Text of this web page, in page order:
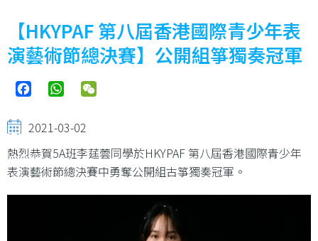
【HKYPAF 第八屆香港國際青少年表
演藝術節總決賽】公開組箏獨奏冠軍
FacebookWhatsApp
2021-03-02
熱烈恭賀5A班李莛蕓同學於HKYPAF 第八屆香港國際青少年
表演藝術節總決賽中勇奪公開組古箏獨奏冠軍。